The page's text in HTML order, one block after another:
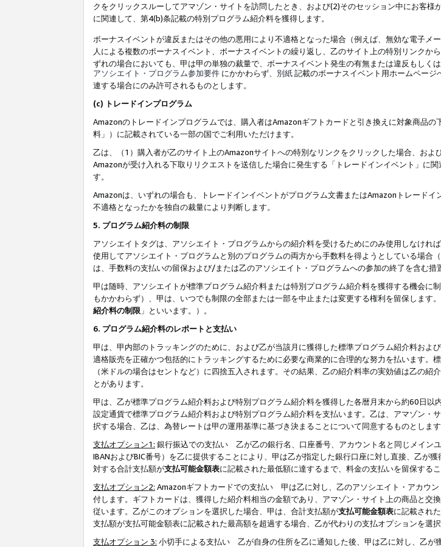
クをクリックスルーしてアマゾン・サイトを訪問したとき、および(2)そのセッション中にお客様
に関連して、第4(b)条記載の特別プログラム紹介料を獲得します。
ボーナスイベントが違反またはその他の悪用により不適格となった場合（例えば、無効な電子
人による複数のボーナスイベント、ボーナスイベントの繰り返し、乙のサイト上の特別リンク
ずれの場合においても、甲は甲の単独の裁量で、ボーナスイベント発生の有無または違反もしく
アソシエイト・プログラム参加要件 にかかわらず、 別紙記載のボーナスイベント用ホームペー
連する場合にのみ許可されるものとします。
(c) トレードインプログラム
Amazonのトレードインプログラムでは、購入者はAmazonギフトカードと引き換えに対象商品
料」）に記載されている一部の国でご利用いただけます。
乙は、（1）購入者が乙のサイト上のAmazonサイトへの特別なリンクをクリックした場合、およ
Amazonが受け入れる下取りリクエストを送信した場合に発生する「トレードインイベント」に
す。
Amazonは、いずれの場合も、トレードインイベントがプログラム文書またはAmazonトレード
不適格となったかを独自の裁量により判断します。
5. プログラム紹介料の制限
アソシエイトタグは、アソシエイト・プログラムからの紹介料を受けるためにのみ使用しなけ
使用してアソシエイト・プログラムと別のプログラムの両方から手数料を得ようとしている場合
は、手数料の支払いの留保および/または乙のアソシエイト・プログラムへの参加の終了を含む措
甲は随時、アソシエイトが標準プログラム紹介料または特別プログラム紹介料を獲得する機会に
もかかわらず）、甲は、いつでも制限の全部または一部を中止または変更する権利を留保します
紹介料の制限 」といいます。）。
6. プログラム紹介料のレポートと支払い
甲は、甲内部のトラッキングのために、および乙が当該月に獲得した標準プログラム紹介料およ
適格販売を正確かつ包括的にトラッキングするために必要な商業的に合理的な努力を払います
（米ドルの場合はセントなど）に四捨五入されます。その結果、乙の紹介料率の実効値は乙の
とがあります。
甲は、乙が標準プログラム紹介料および特別プログラム紹介料を獲得した各暦月末から約60日
設定通貨で標準プログラム紹介料および特別プログラム紹介料を支払います。乙は、アマゾン
択する場合、乙は、為替レートは甲の運用基準に基づき決まることについて同意するものとします
支払オプション1: 銀行振込での支払い 乙が乙の銀行名、口座番号、アカウント名と同じメイン
IBANおよびBIC番号）を乙に提供することにより、甲は乙が指定した銀行口座に対し直接、乙が
対する合計支払額が支払可能金額表に記載された最低額に達するまで、料金の支払いを留保するこ
支払オプション2: Amazonギフトカードでの支払い 甲は乙に対し、乙のアソシエイト・アカウ
付します。ギフトカードは、獲得した紹介料相当の金額であり、アマゾン・サイト上の商品と交
従います。乙がこのオプションを選択した場合、甲は、合計支払額が支払可能金額表に記載され
支払額が支払可能金額表に記載された最高額を超過する場合、乙が代わりの支払オプションを選
支払オプション 3: 小切手による支払い 乙が自身の住所を乙に通知した後、甲は乙に対し、乙が